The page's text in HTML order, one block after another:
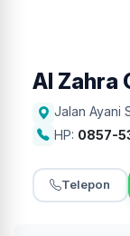
Al Zahra
Jalan Ayani
HP: 0857-
Telepon